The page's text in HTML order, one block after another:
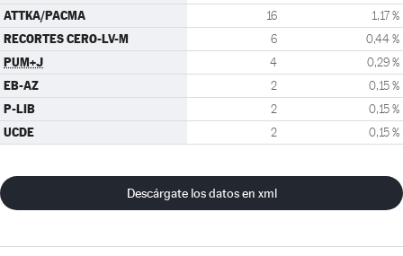
ATTKA/PACMA 16 1,17 %
RECORTES CERO-LV-M 6 0,44 %
PUM+J 4 0,29 %
EB-AZ 2 0,15 %
P-LIB 2 0,15 %
UCDE 2 0,15 %
Descárgate los datos en xml